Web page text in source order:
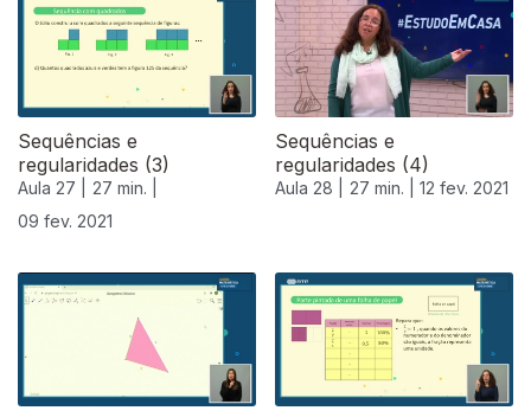
Sequências e
regularidades (3)
Aula 27 |
27 min. |
09 fev. 2021
Sequências e
regularidades (4)
Aula 28 | 27 min. | 12 fev. 2021